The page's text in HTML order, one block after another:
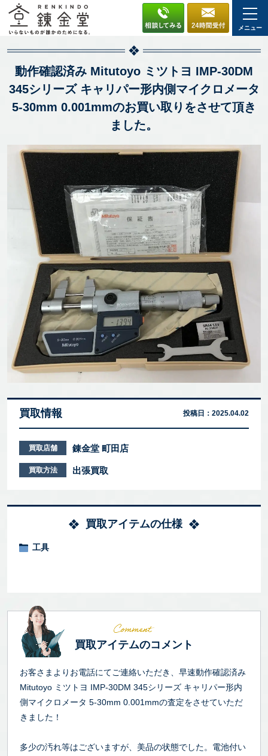
メニュー
動作確認済み Mitutoyo ミツトヨ IMP-30DM
345シリーズ キャリパー形内側マイクロメータ
5-30mm 0.001mmのお買い取りをさせて頂き
ました。
買取情報 投稿日： 2025.04.02
買取店舗 錬金堂 町田店
買取方法 出張買取
買取アイテムの仕様
工具
買取アイテムのコメント
お客さまよりお電話にてご連絡いただき、早速動作確認済み
Mitutoyo ミツトヨ IMP-30DM 345シリーズ キャリパー形内
側マイクロメータ 5-30mm 0.001mmの査定をさせていただ
きました！
多少の汚れ等はございますが、美品の状態でした。電池付い